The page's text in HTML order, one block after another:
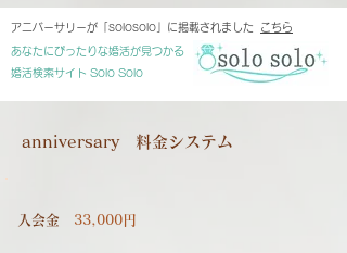
アニバーサリーが「solosolo」に掲載されました こちら
あなたにぴったりな婚活が見つかる
婚活検索サイト Solo Solo
anniversary 料金システム
入会金 33,000円